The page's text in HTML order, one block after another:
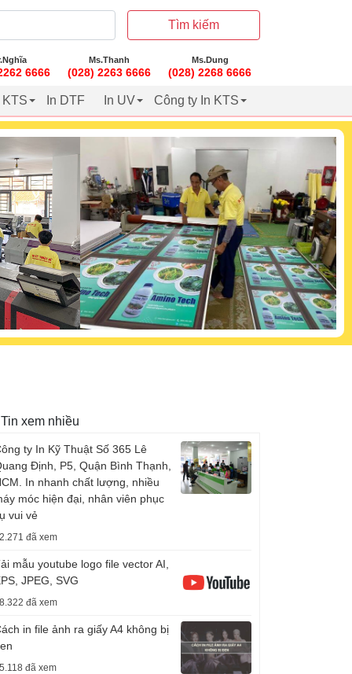
Tìm kiếm
6666
Ms.Thanh
(028) 2263 6666
Ms.Dung
(028) 2268 6666
KTS In DTF In UV Công ty In KTS
Tin xem nhiều
ty In Kỹ Thuật Số 365 Lê
Định, P5, Quận Bình Thạnh,
In nhanh chất lượng, nhiều
móc hiện đại, nhân viên phục
vui vẻ
đã xem
mẫu youtube logo file vector AI,
JPEG, SVG
đã xem
in file ảnh ra giấy A4 không bị
đã xem